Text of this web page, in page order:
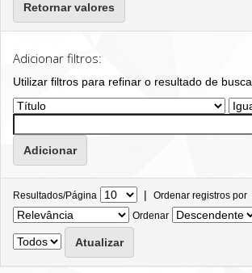
Retornar valores
Adicionar filtros:
Utilizar filtros para refinar o resultado de busca.
Resultados/Página | Ordenar registros por
Ordenar